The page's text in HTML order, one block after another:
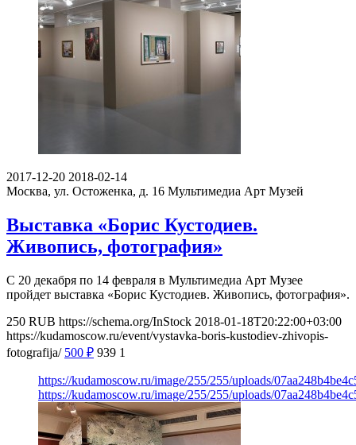
2017-12-20 2018-02-14
Москва, ул. Остоженка, д. 16 Мультимедиа Арт Музей
Выставка «Борис Кустодиев.
Живопись, фотография»
С 20 декабря по 14 февраля в Мультимедиа Арт Музее
пройдет выставка «Борис Кустодиев. Живопись, фотография».
250 RUB https://schema.org/InStock 2018-01-18T20:22:00+03:00
https://kudamoscow.ru/event/vystavka-boris-kustodiev-zhivopis-
fotografija/ 500 ₽ 939 1
https://kudamoscow.ru/image/255/255/uploads/
https://kudamoscow.ru/image/255/255/uploads/